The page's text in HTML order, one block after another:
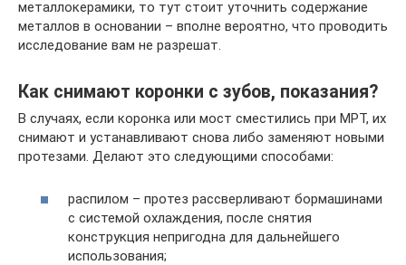
металлокерамики, то тут стоит уточнить содержание
металлов в основании – вполне вероятно, что проводить
исследование вам не разрешат.
Как снимают коронки с зубов, показания?
В случаях, если коронка или мост сместились при МРТ, их
снимают и устанавливают снова либо заменяют новыми
протезами. Делают это следующими способами:
распилом – протез рассверливают бормашинами
с системой охлаждения, после снятия
конструкция непригодна для дальнейшего
использования;